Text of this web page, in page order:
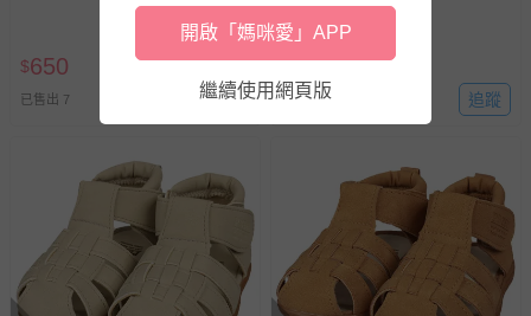
$650
已售出 7 追蹤
$650
已售出 3 追蹤
開啟「媽咪愛」APP
繼續使用網頁版